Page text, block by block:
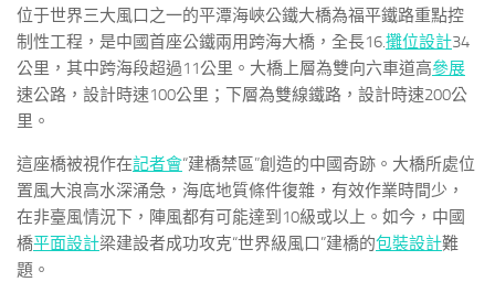
位于世界三大風口之一的平潭海峽公鐵大橋為福平鐵路重點控
制性工程，是中國首座公鐵兩用跨海大橋，全長16.攤位設計34
公里，其中跨海段超過11公里。大橋上層為雙向六車道高參展
速公路，設計時速100公里；下層為雙線鐵路，設計時速200公
里。
這座橋被視作在記者會“建橋禁區”創造的中國奇跡。大橋所處位
置風大浪高水深涌急，海底地質條件復雜，有效作業時間少，
在非臺風情況下，陣風都有可能達到10級或以上。如今，中國
橋平面設計梁建設者成功攻克“世界級風口”建橋的包裝設計難
題。